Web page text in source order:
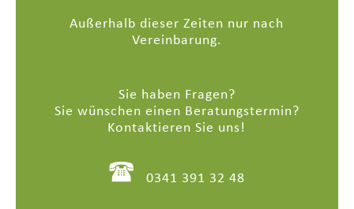
Außerhalb dieser Zeiten nur nach
Vereinbarung.
Sie haben Fragen?
Sie wünschen einen Beratungstermin?
Kontaktieren Sie uns!
0341 391 32 48